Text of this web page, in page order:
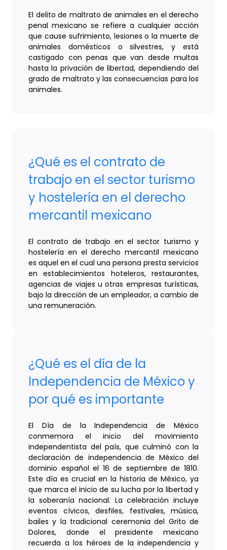
El delito de maltrato de animales en el derecho
penal mexicano se refiere a cualquier acción
que cause sufrimiento, lesiones o la muerte de
animales domésticos o silvestres, y está
castigado con penas que van desde multas
hasta la privación de libertad, dependiendo del
grado de maltrato y las consecuencias para los
animales.
¿Qué es el contrato de
trabajo en el sector turismo
y hostelería en el derecho
mercantil mexicano
El contrato de trabajo en el sector turismo y
hostelería en el derecho mercantil mexicano
es aquel en el cual una persona presta servicios
en establecimientos hoteleros, restaurantes,
agencias de viajes u otras empresas turísticas,
bajo la dirección de un empleador, a cambio de
una remuneración.
¿Qué es el día de la
Independencia de México y
por qué es importante
El Día de la Independencia de México
conmemora el inicio del movimiento
independentista del país, que culminó con la
declaración de independencia de México del
dominio español el 16 de septiembre de 1810.
Este día es crucial en la historia de México, ya
que marca el inicio de su lucha por la libertad y
la soberanía nacional. La celebración incluye
eventos cívicos, desfiles, festivales, música,
bailes y la tradicional ceremonia del Grito de
Dolores, donde el presidente mexicano
recuerda a los héroes de la independencia y